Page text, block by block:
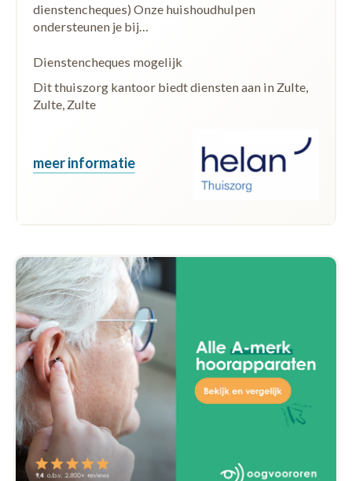
dienstencheques) Onze huishoudhulpen
ondersteunen je bij…
Dienstencheques mogelijk
Dit thuiszorg kantoor biedt diensten aan in Zulte,
Zulte, Zulte
meer informatie